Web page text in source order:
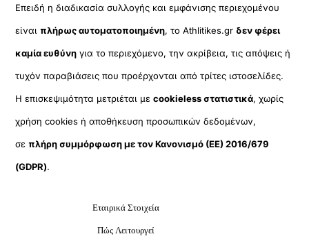
Επειδή η διαδικασία συλλογής και εμφάνισης περιεχομένου
είναιπλήρως αυτοματοποιημένη, το Athlitikes.gr δεν φέρει
καμία ευθύνη για το περιεχόμενο, την ακρίβεια, τις απόψεις ή
τυχόν παραβιάσεις που προέρχονται από τρίτες ιστοσελίδες.
Η επισκεψιμότητα μετριέται μεcookieless στατιστικά, χωρίς
χρήση cookies ή αποθήκευση προσωπικών δεδομένων,
σεπλήρη συμμόρφωση με τον Κανονισμό (ΕΕ) 2016/679
(GDPR).
Εταιρικά Στοιχεία
Πώς Λειτουργεί